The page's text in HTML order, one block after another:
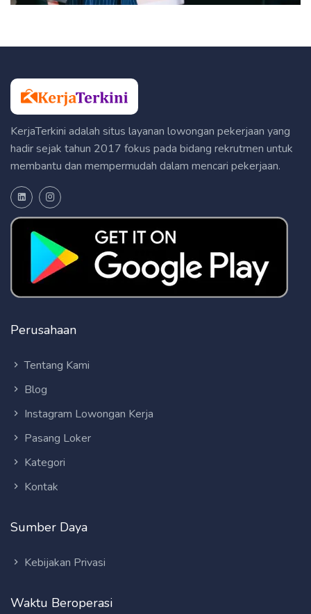
KerjaTerkini adalah situs layanan lowongan pekerjaan yang
hadir sejak tahun 2017 fokus pada bidang rekrutmen untuk
membantu dan mempermudah dalam mencari pekerjaan.
Perusahaan
Tentang Kami
Blog
Instagram Lowongan Kerja
Pasang Loker
Kategori
Kontak
Sumber Daya
Kebijakan Privasi
Waktu Beroperasi